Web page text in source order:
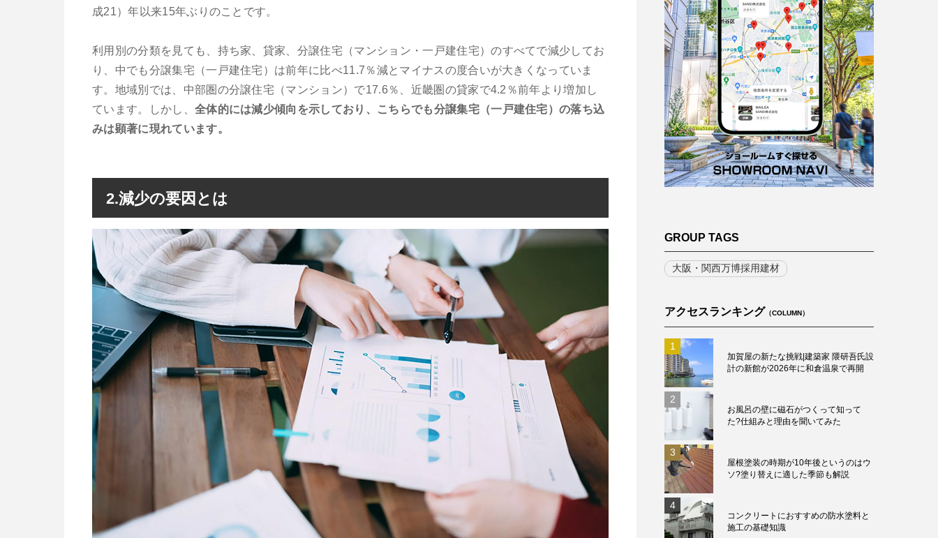
成21）年以来15年ぶりのことです。
利用別の分類を見ても、持ち家、貸家、分譲住宅（マンション・一戸建住宅）のすべてで減少してお
り、中でも分譲集宅（一戸建住宅）は前年に比べ11.7％減とマイナスの度合いが大きくなっていま
す。地域別では、中部圏の分譲住宅（マンション）で17.6％、近畿圏の貸家で4.2％前年より増加し
ています。しかし、 全体的には減少傾向を示しており、こちらでも分譲集宅（一戸建住宅）の落ち込
みは顕著に現れています。
2.減少の要因とは
GROUP TAGS
大阪・関西万博採用建材
アクセスランキング （COLUMN）
1
加賀屋の新たな挑戦|建築家 隈研吾氏設
計の新館が2026年に和倉温泉で再開
2
お風呂の壁に磁石がつくって知って
た?仕組みと理由を聞いてみた
3
屋根塗装の時期が10年後というのはウ
ソ?塗り替えに適した季節も解説
4
コンクリートにおすすめの防水塗料と
施工の基礎知識